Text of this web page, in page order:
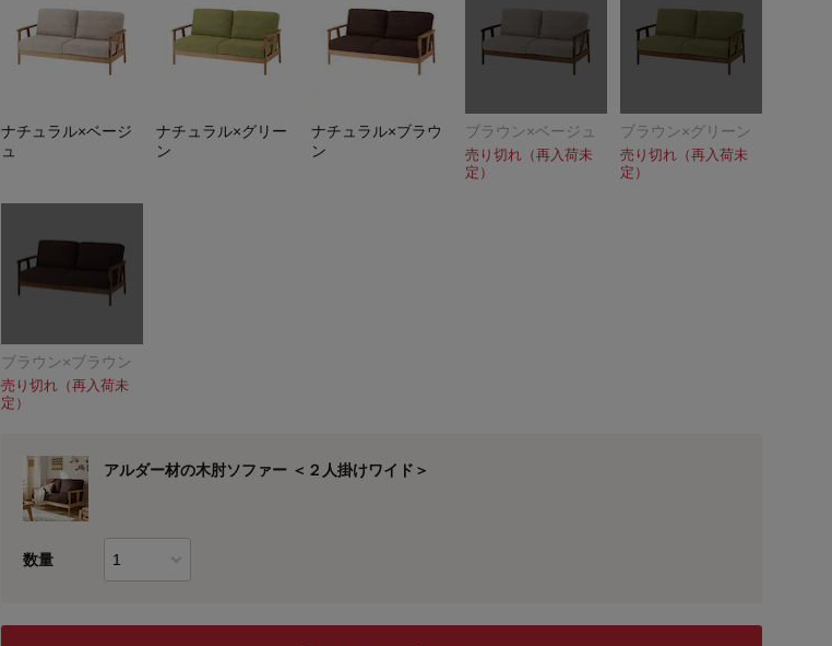
ナチュラル×ベージ
ュ
ナチュラル×グリー
ン
ナチュラル×ブラウ
ン
ブラウン×ベージュ
売り切れ（再入荷未
定）
ブラウン×グリーン
売り切れ（再入荷未
定）
ブラウン×ブラウン
売り切れ（再入荷未
定）
アルダー材の木肘ソファー ＜２人掛けワイド＞
数量